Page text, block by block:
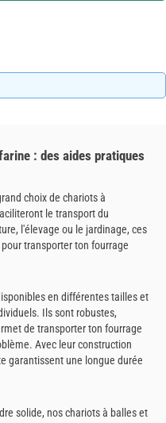
: des aides pratiques
choix de chariots à
le transport du
l'élevage ou le jardinage, ces
transporter ton fourrage
en différentes tailles et
Ils sont robustes,
de transporter ton fourrage
Avec leur construction
garantissent une longue durée
solide, nos chariots à balles et